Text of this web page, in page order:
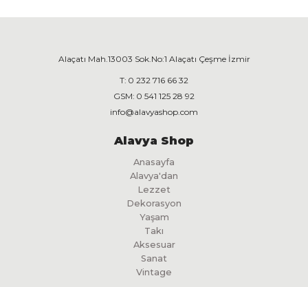
Alaçatı Mah.13003 Sok.No:1 Alaçatı Çeşme İzmir
T: 0 232 716 66 32
GSM: 0 541 125 28 92
info@alavyashop.com
Alavya Shop
Anasayfa
Alavya'dan
Lezzet
Dekorasyon
Yaşam
Takı
Aksesuar
Sanat
Vintage